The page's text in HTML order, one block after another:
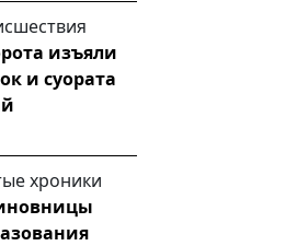
изъяли
и суората
хроники